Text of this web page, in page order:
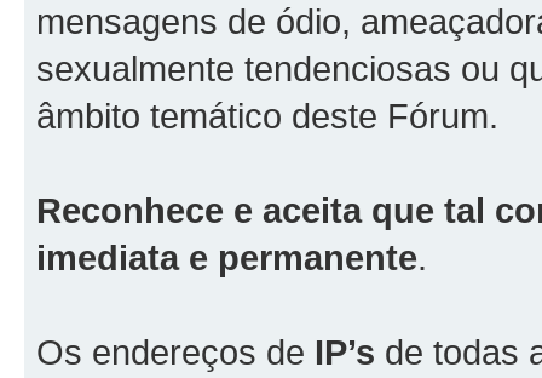
mensagens de ódio,
sexualmente tendenciosas ou
âmbito temático deste Fórum.
Reconhece e aceita que tal
imediata e permanente.
Os endereços de IP’s de todas